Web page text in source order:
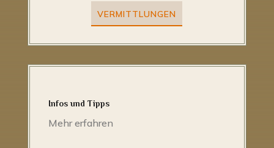
VERMITTLUNGEN
Infos und Tipps
Mehr erfahren